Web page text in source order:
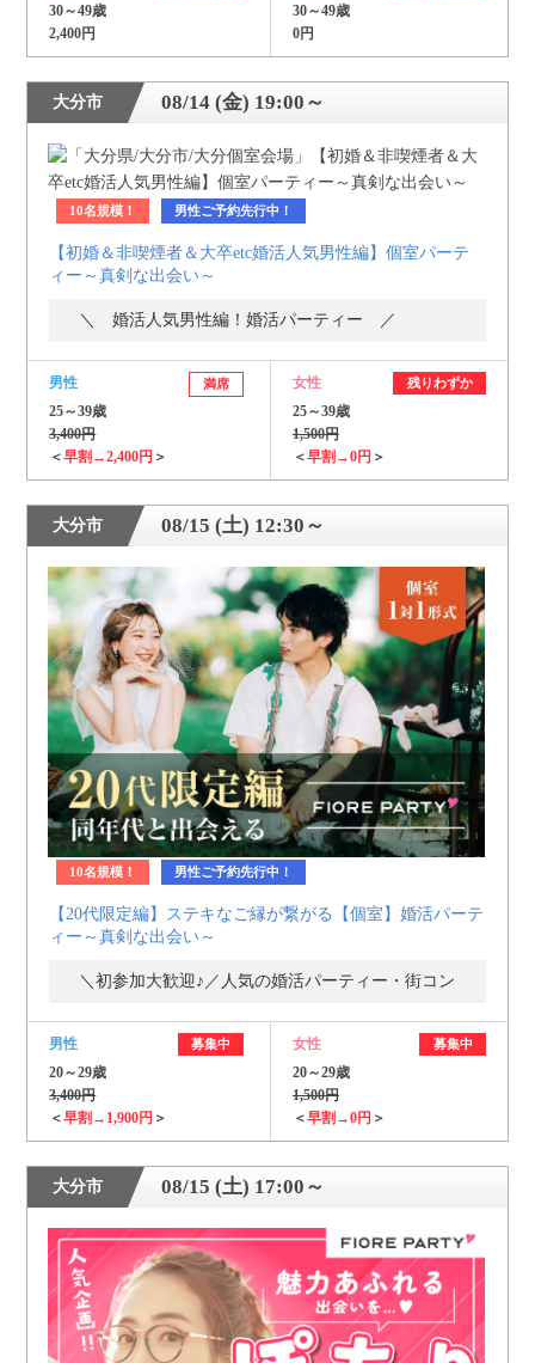
30～49歳
2,400円
30～49歳
0円
大分市 08/14 (金) 19:00～
10名規模！ 男性ご予約先行中！
【初婚＆非喫煙者＆大卒etc婚活人気男性編】個室パーテ
ィー～真剣な出会い～
＼ 婚活人気男性編！婚活パーティー ／
男性 満席
25～39歳
3,400円
＜早割→2,400円 ＞
女性 残りわずか
25～39歳
1,500円
＜早割→0円 ＞
大分市 08/15 (土) 12:30～
10名規模！ 男性ご予約先行中！
【20代限定編】ステキなご縁が繋がる【個室】婚活パーテ
ィー～真剣な出会い～
＼初参加大歓迎♪／人気の婚活パーティー・街コン
男性 募集中
20～29歳
3,400円
＜早割→1,900円 ＞
女性 募集中
20～29歳
1,500円
＜早割→0円 ＞
大分市 08/15 (土) 17:00～